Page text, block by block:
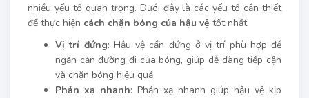
nhiều yếu tố quan trọng. Dưới đây là các yếu tố cần thiết
để thực hiện cách chặn bóng của hậu vệ tốt nhất:
Vị trí đứng: Hậu vệ cần đứng ở vị trí phù hợp để
ngăn cản đường đi của bóng, giúp dễ dàng tiếp cận
và chặn bóng hiệu quả.
Phản xạ nhanh: Phản xạ nhanh giúp hậu vệ kịp